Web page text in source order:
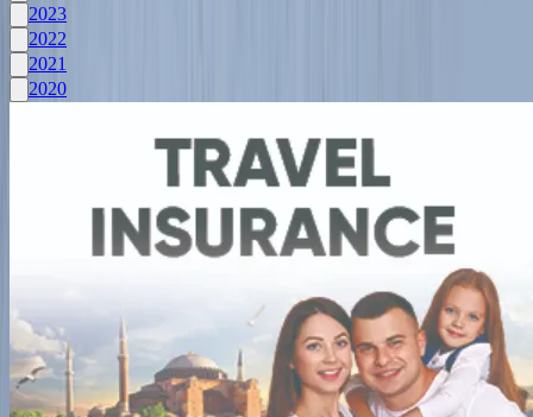
2023
2022
2021
2020